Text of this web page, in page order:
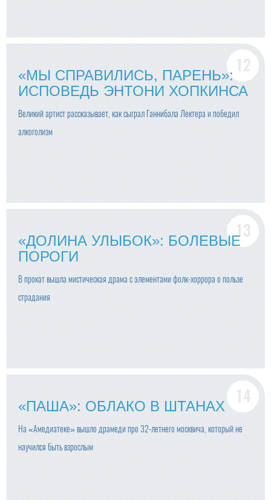
«МЫ СПРАВИЛИСЬ, ПАРЕНЬ»:
ИСПОВЕДЬ ЭНТОНИ ХОПКИНСА
Великий артист рассказывает, как сыграл Ганнибала Лектера и победил
алкоголизм
«ДОЛИНА УЛЫБОК»: БОЛЕВЫЕ
ПОРОГИ
В прокат вышла мистическая драма с элементами фолк-хоррора о пользе
страдания
«ПАША»: ОБЛАКО В ШТАНАХ
На «Амедиатеке» вышло драмеди про 32-летнего москвича, который не
научился быть взрослым